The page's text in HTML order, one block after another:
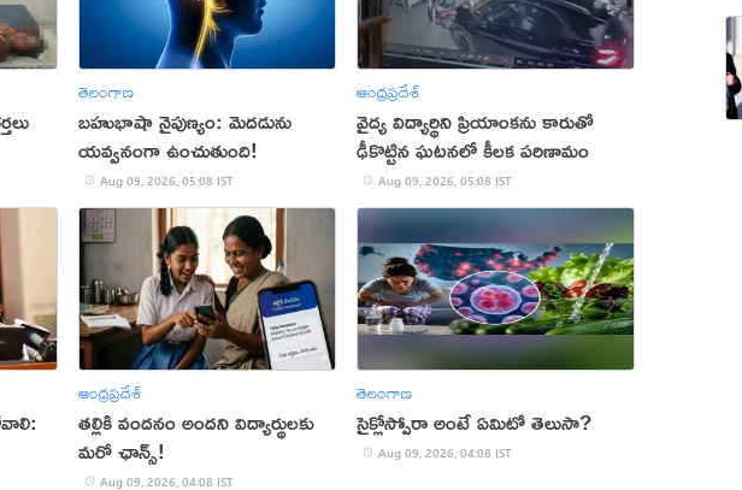
తెలంగాణ
బహుభాషా నైపుణ్యం: మెదడును
యవ్వనంగా ఉంచుతుంది!
Aug 09, 2026, 05:08 IST
ఆంధ్రప్రదేశ్
వైద్య విద్యార్థిని ప్రియాంకను కారుతో
ఢీకొట్టిన ఘటనలో కీలక పరిణామం
Aug 09, 2026, 05:08 IST
ఆంధ్రప్రదేశ్
తల్లికి వందనం అందని విద్యార్థులకు
మరో ఛాన్స్!
Aug 09, 2026, 04:08 IST
తెలంగాణ
సైక్లోస్పోరా అంటే ఏమిటో తెలుసా?
Aug 09, 2026, 04:08 IST